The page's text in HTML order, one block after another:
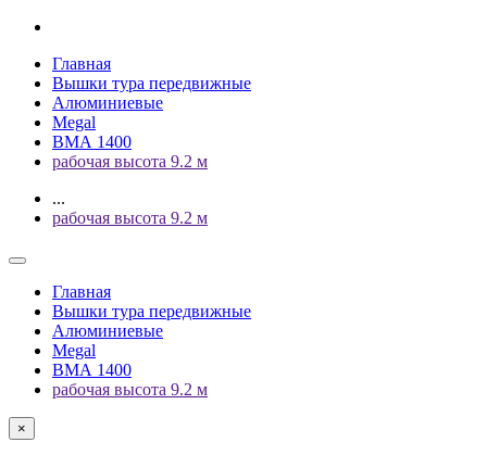
Главная
Вышки тура передвижные
Алюминиевые
Megal
ВМА 1400
рабочая высота 9.2 м
...
рабочая высота 9.2 м
Главная
Вышки тура передвижные
Алюминиевые
Megal
ВМА 1400
рабочая высота 9.2 м
×